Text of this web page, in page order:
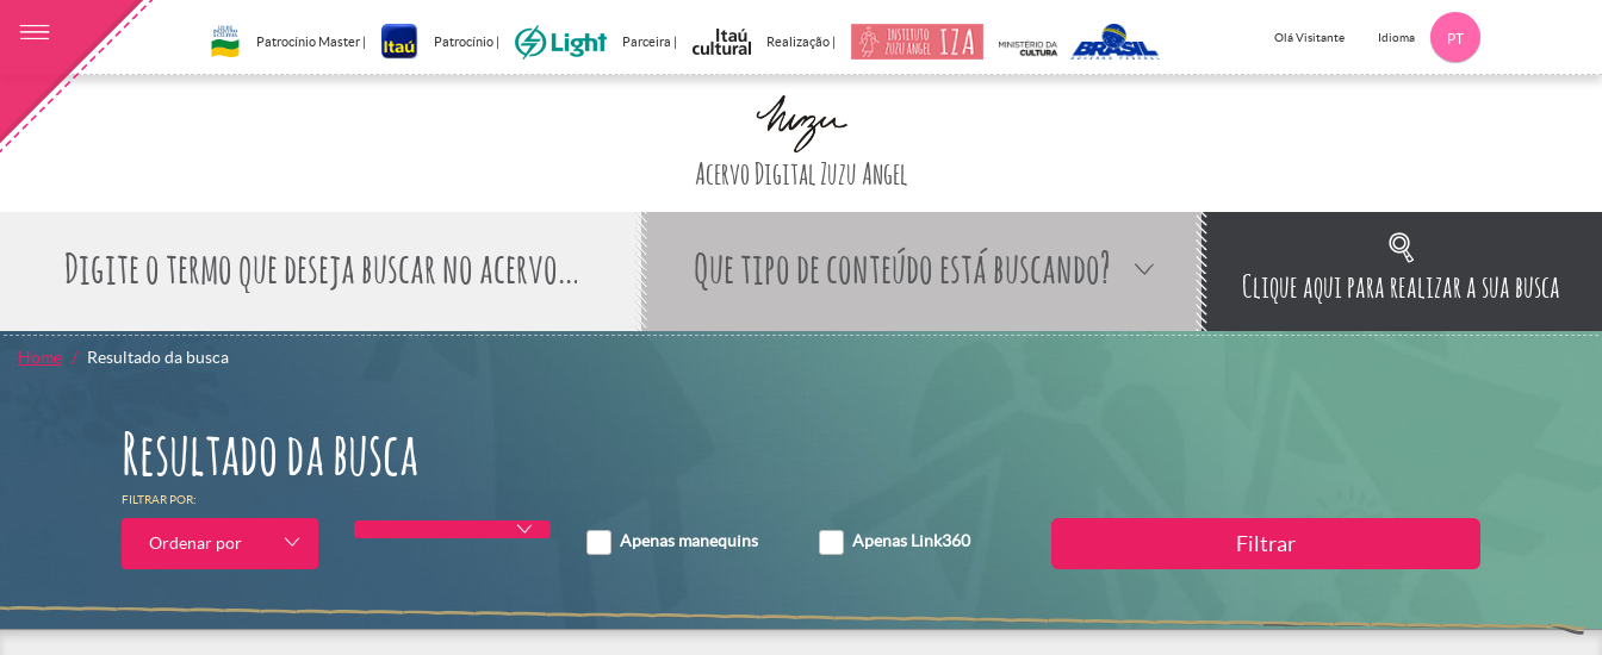
Patrocínio Master | Patrocínio | Parceira | Realização | Olá Visitante Idioma PT
Acervo Digital Zuzu Angel
Que tipo de conteúdo está buscando? Clique aqui para realizar a sua busca
Home Resultado da busca
Resultado da busca
FILTRAR POR:
Ordenar por Apenas manequins Apenas Link360